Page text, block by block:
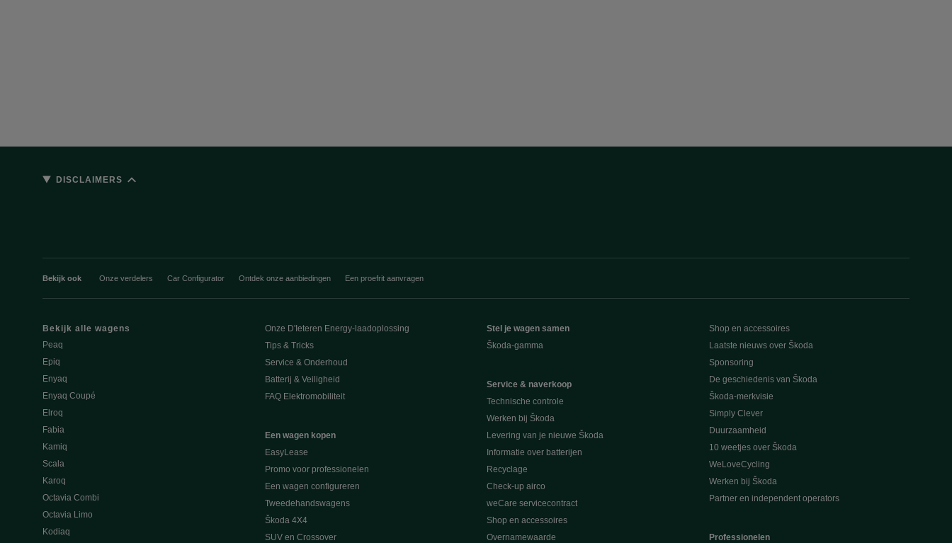
DISCLAIMERS
Bekijk ook Onze verdelers Car Configurator Ontdek onze aanbiedingen Een proefrit aanvragen
Bekijk alle wagens
Peaq
Epiq
Enyaq
Enyaq Coupé
Elroq
Fabia
Kamiq
Scala
Karoq
Octavia Combi
Octavia Limo
Kodiaq
Onze D'Ieteren Energy-laadoplossing
Tips & Tricks
Service & Onderhoud
Batterij & Veiligheid
FAQ Elektromobiliteit
Een wagen kopen
EasyLease
Promo voor professionelen
Een wagen configureren
Tweedehandswagens
Škoda 4X4
SUV en Crossover
Stel je wagen samen
Škoda-gamma
Service & naverkoop
Technische controle
Werken bij Škoda
Levering van je nieuwe Škoda
Informatie over batterijen
Recyclage
Check-up airco
weCare servicecontract
Shop en accessoires
Overnamewaarde
Shop en accessoires
Laatste nieuws over Škoda
Sponsoring
De geschiedenis van Škoda
Škoda-merkvisie
Simply Clever
Duurzaamheid
10 weetjes over Škoda
WeLoveCycling
Werken bij Škoda
Partner en independent operators
Professionelen